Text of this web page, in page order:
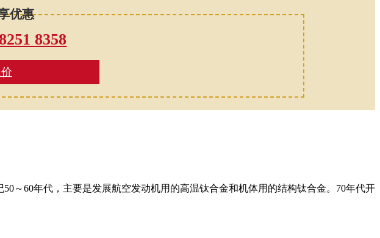
优惠
8358
～60年代，主要是发展航空发动机用的高温钛合金和机体用的结构钛合金。70年代开